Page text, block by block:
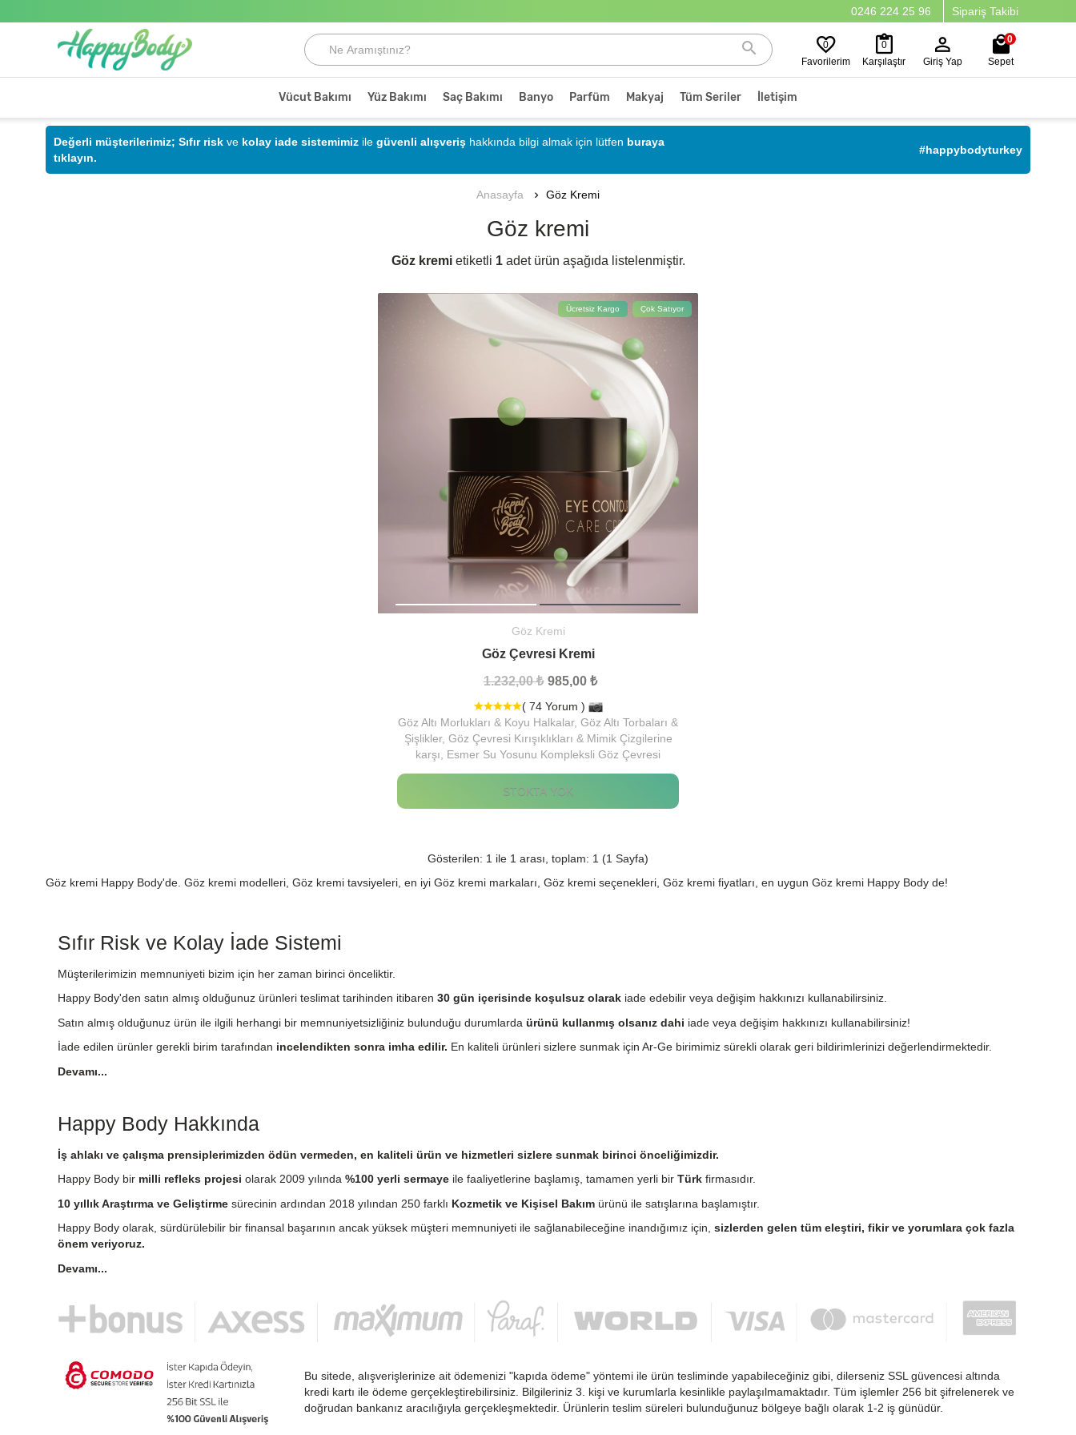
0246 224 25 96 Sipariş Takibi
0
Favorilerim
0
Karşılaştır
Giriş Yap
0
Sepet
Vücut Bakımı Yüz Bakımı Saç Bakımı Banyo Parfüm Makyaj Tüm Seriler İletişim
Değerli müşterilerimiz; Sıfır risk ve kolay iade sistemimiz ile güvenli alışveriş hakkında bilgi almak için lütfen buraya
tıklayın.
#happybodyturkey
Anasayfa Göz Kremi
Göz kremi
Göz kremietiketli 1adet ürün aşağıda listelenmiştir.
Ücretsiz Kargo Çok Satıyor
Göz Kremi
Göz Çevresi Kremi
1.232,00 ₺ 985,00 ₺
( 74 Yorum )
Göz Altı Morlukları & Koyu Halkalar, Göz Altı Torbaları &
Şişlikler, Göz Çevresi Kırışıklıkları & Mimik Çizgilerine
karşı, Esmer Su Yosunu Kompleksli Göz Çevresi
STOKTA YOK
Gösterilen: 1 ile 1 arası, toplam: 1 (1 Sayfa)
Göz kremi Happy Body'de. Göz kremi modelleri, Göz kremi tavsiyeleri, en iyi Göz kremi markaları, Göz kremi seçenekleri, Göz kremi fiyatları, en uygun Göz kremi Happy Body de!
Sıfır Risk ve Kolay İade Sistemi
Müşterilerimizin memnuniyeti bizim için her zaman birinci önceliktir.
Happy Body'den satın almış olduğunuz ürünleri teslimat tarihinden itibaren 30 gün içerisinde koşulsuz olarak iade edebilir veya değişim hakkınızı kullanabilirsiniz.
Satın almış olduğunuz ürün ile ilgili herhangi bir memnuniyetsizliğiniz bulunduğu durumlarda ürünü kullanmış olsanız dahi iade veya değişim hakkınızı kullanabilirsiniz!
İade edilen ürünler gerekli birim tarafından incelendikten sonra imha edilir. En kaliteli ürünleri sizlere sunmak için Ar-Ge birimimiz sürekli olarak geri bildirimlerinizi değerlendirmektedir.
Devamı...
Happy Body Hakkında
İş ahlakı ve çalışma prensiplerimizden ödün vermeden, en kaliteli ürün ve hizmetleri sizlere sunmak birinci önceliğimizdir.
Happy Body bir milli refleks projesi olarak 2009 yılında %100 yerli sermaye ile faaliyetlerine başlamış, tamamen yerli bir Türk firmasıdır.
10 yıllık Araştırma ve Geliştirme sürecinin ardından 2018 yılından 250 farklı Kozmetik ve Kişisel Bakım ürünü ile satışlarına başlamıştır.
Happy Body olarak, sürdürülebilir bir finansal başarının ancak yüksek müşteri memnuniyeti ile sağlanabileceğine inandığımız için, sizlerden gelen tüm eleştiri, fikir ve yorumlara çok fazla
önem veriyoruz.
Devamı...
Bu sitede, alışverişlerinize ait ödemenizi "kapıda ödeme" yöntemi ile ürün tesliminde yapabileceğiniz gibi, dilerseniz SSL güvencesi altında
kredi kartı ile ödeme gerçekleştirebilirsiniz. Bilgileriniz 3. kişi ve kurumlarla kesinlikle paylaşılmamaktadır. Tüm işlemler 256 bit şifrelenerek ve
doğrudan bankanız aracılığıyla gerçekleşmektedir. Ürünlerin teslim süreleri bulunduğunuz bölgeye bağlı olarak 1-2 iş günüdür.